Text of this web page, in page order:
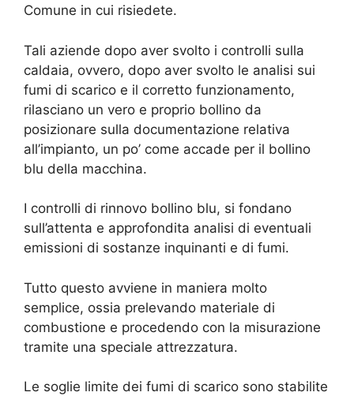
Comune in cui risiedete.
Tali aziende dopo aver svolto i controlli sulla
caldaia, ovvero, dopo aver svolto le analisi sui
fumi di scarico e il corretto funzionamento,
rilasciano un vero e proprio bollino da
posizionare sulla documentazione relativa
all’impianto, un po’ come accade per il bollino
blu della macchina.
I controlli di rinnovo bollino blu, si fondano
sull’attenta e approfondita analisi di eventuali
emissioni di sostanze inquinanti e di fumi.
Tutto questo avviene in maniera molto
semplice, ossia prelevando materiale di
combustione e procedendo con la misurazione
tramite una speciale attrezzatura.
Le soglie limite dei fumi di scarico sono stabilite